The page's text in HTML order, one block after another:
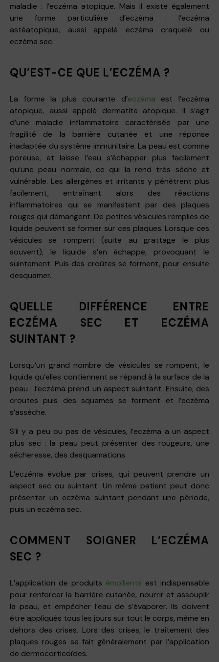
maladie : l’eczéma atopique. Mais il existe également
une forme particulière d’eczéma : l’eczéma
astéatopique, aussi appelé eczéma craquelé ou
eczéma sec.
QU’EST-CE QUE L’ECZÉMA ?
La forme la plus courante d’eczéma est l’eczéma
atopique, aussi appelé dermatite atopique. Il s’agit
d’une maladie inflammatoire caractérisée par une
fragilité de la barrière cutanée et une réponse
inadaptée du système immunitaire. La peau est comme
poreuse, et laisse l’eau s’échapper plus facilement
qu’une peau normale, ce qui la rend très sèche et
vulnérable. Les allergènes et irritants y pénètrent plus
facilement, entraînant alors des réactions
inflammatoires qui se manifestent par des plaques
rouges qui démangent. De petites vésicules remplies de
liquide peuvent se former sur ces plaques. Lorsque ces
vésicules se rompent (suite au grattage le plus
souvent), le liquide s’en échappe, provoquant le
suintement. Puis des croûtes se forment, pour ensuite
desquamer.
QUELLE DIFFÉRENCE ENTRE
ECZÉMA SEC ET ECZÉMA
SUINTANT ?
Lorsqu’un grand nombre de vésicules se rompent, le
liquide qu’elles contiennent se répand à la surface de la
peau : l’eczéma prend un aspect suintant. Ensuite, des
croutes puis des squames se forment et l’eczéma
s’assèche.
S’il y a peu ou pas de vésicules, l’eczéma a un aspect
plus sec : la peau peut présenter des rougeurs, une
sécheresse, des desquamations.
L’eczéma évolue par crises, qui peuvent prendre un
aspect sec ou suintant. Un même patient peut donc
présenter un eczéma suintant pendant une période,
puis un eczéma sec.
COMMENT SOIGNER L’ECZÉMA
SEC ?
L’application de produits émollients est indispensable
pour renforcer la barrière cutanée, nourrir et assouplir
la peau, et empêcher l’eau de s’évaporer. Ils doivent
être appliqués tous les jours sur tout le corps, même en
dehors des crises. Lors des crises, le traitement des
plaques rouges se fait généralement par l’application
de dermocorticoïdes.